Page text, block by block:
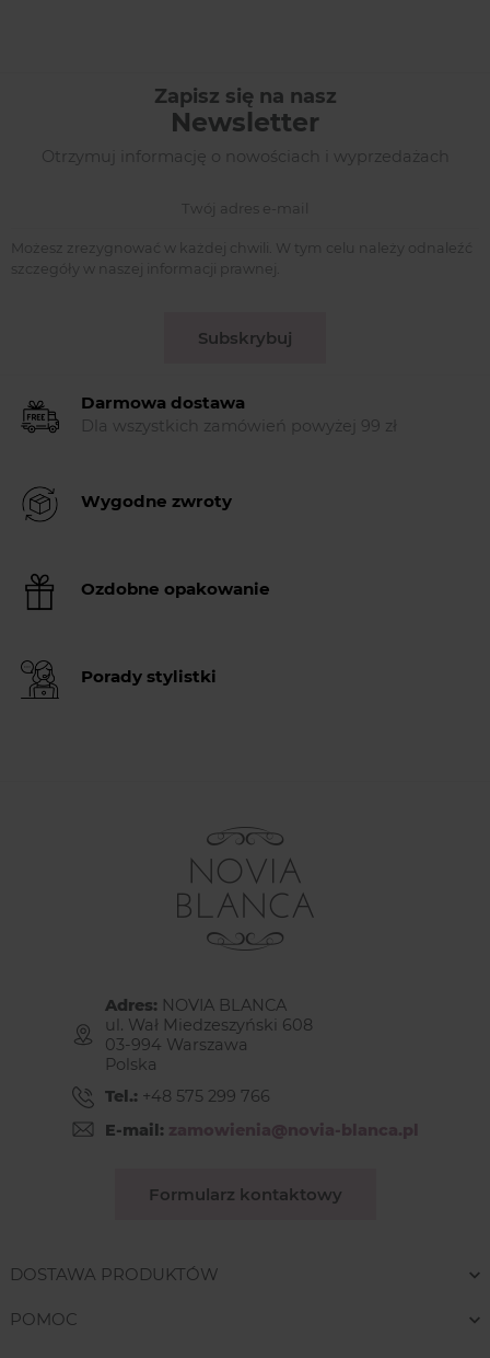
Zapisz się na nasz
Newsletter
Otrzymuj informację o nowościach i wyprzedażach
Możesz zrezygnować w każdej chwili. W tym celu należy odnaleźć
szczegóły w naszej informacji prawnej.
Subskrybuj
Darmowa dostawa
Dla wszystkich zamówień powyżej 99 zł
Wygodne zwroty
Ozdobne opakowanie
Porady stylistki
Adres: NOVIA BLANCA
ul. Wał Miedzeszyński 608
03-994 Warszawa
Polska
Tel.: +48 575 299 766
E-mail: zamowienia@novia-blanca.pl
Formularz kontaktowy
DOSTAWA PRODUKTÓW
POMOC